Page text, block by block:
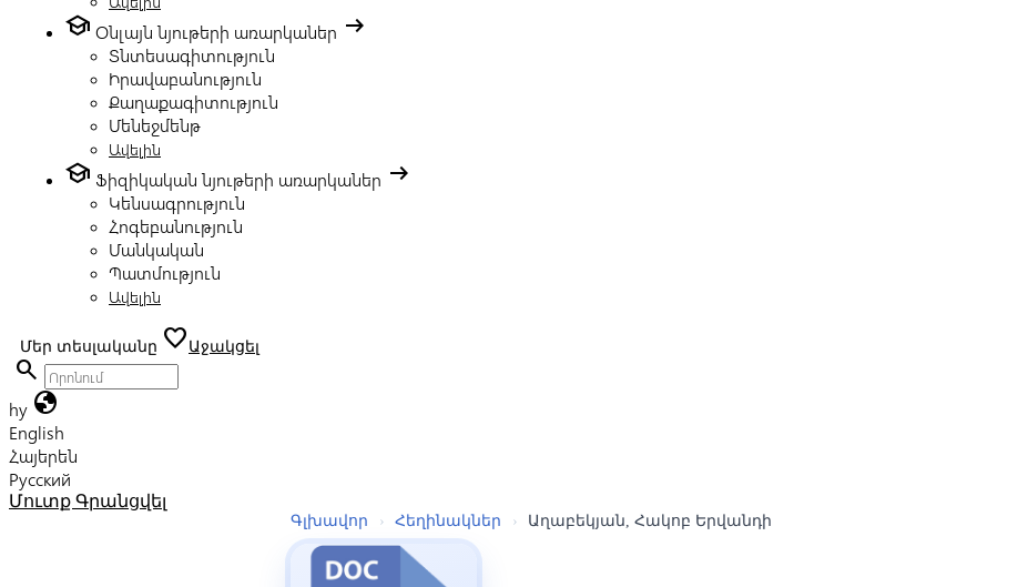
school Օնլայն նյութերի առարկաներ arrow_right_alt
Տնտեսագիտություն
Իրավաբանություն
Քաղաքագիտություն
Մենեջմենթ
Ավելին
school Ֆիզիկական նյութերի առարկաներ arrow_right_alt
Կենսագրություն
Հոգեբանություն
Մանկական
Պատմություն
Ավելին
Մեր տեսլականը favoriteԱջակցել
search
hy globe
English
Հայերեն
Русский
Մուտք Գրանցվել
Գլխավոր › Հեղինակներ › Աղաբեկյան, Հակոբ Երվանդի